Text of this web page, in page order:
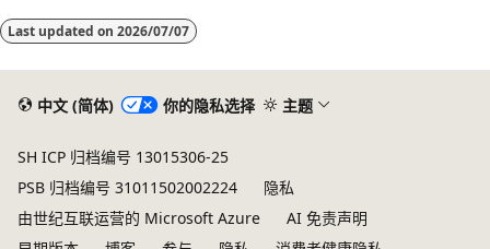
Last updated on 2026/07/07
中文 (简体) 你的隐私选择 主题
SH ICP 归档编号 13015306-25
PSB 归档编号 31011502002224
隐私
由世纪互联运营的 Microsoft Azure
AI 免责声明